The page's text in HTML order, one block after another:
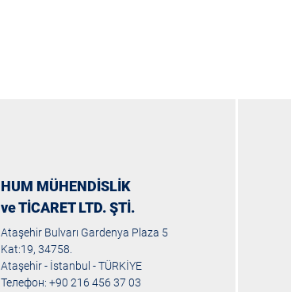
HUM MÜHENDİSLİK
ve TİCARET LTD. ŞTİ.
Ataşehir Bulvarı Gardenya Plaza 5
Kat:19, 34758.
Ataşehir - İstanbul - TÜRKİYE
Телефон: +90 216 456 37 03